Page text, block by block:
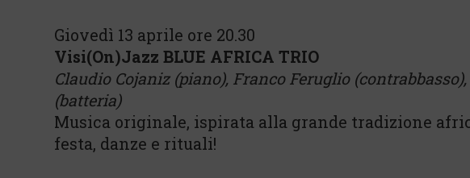
Giovedì 13 aprile ore 20.30
Visi(On)Jazz BLUE AFRICA TRIO
Claudio Cojaniz (piano), Franco Feruglio
(batteria)
Musica originale, ispirata alla grande tradizione
festa, danze e rituali!